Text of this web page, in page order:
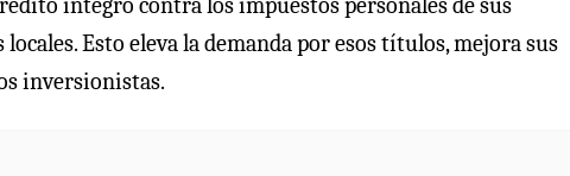
Esto eleva la demanda por esos títulos, mejora sus
inversionistas.